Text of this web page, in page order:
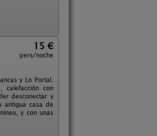
15 €
pers/noche
y Lo Portal.
calefacción con
desconectar y
antigua casa de
y con unas